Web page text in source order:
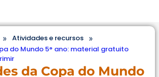
» Atividades e recursos »
do Mundo 5° ano: material gratuito
da Copa do Mundo